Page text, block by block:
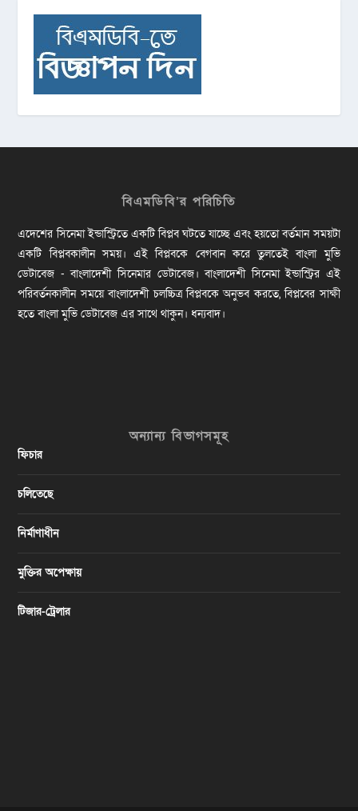
বিএমডিবি’র পরিচিতি
এদেশের সিনেমা ইন্ডাস্ট্রিতে একটি বিপ্লব ঘটতে যাচ্ছে এবং হয়তো বর্তমান সময়টা
একটি বিপ্লবকালীন সময়। এই বিপ্লবকে বেগবান করে তুলতেই বাংলা মুভি
ডেটাবেজ - বাংলাদেশী সিনেমার ডেটাবেজ। বাংলাদেশী সিনেমা ইন্ডাস্ট্রির এই
পরিবর্তনকালীন সময়ে বাংলাদেশী চলচ্চিত্র বিপ্লবকে অনুভব করতে, বিপ্লবের সাক্ষী
হতে বাংলা মুভি ডেটাবেজ এর সাথে থাকুন। ধন্যবাদ।
অন্যান্য বিভাগসমূহ
ফিচার
চলিতেছে
নির্মাণাধীন
মুক্তির অপেক্ষায়
টিজার-ট্রেলার